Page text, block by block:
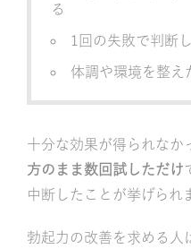
る
1回の失敗で判断
体調や環境を整え
十分な効果が得られなか
方のまま数回試しただけ
中断したことが挙げられ
勃起力の改善を求める人